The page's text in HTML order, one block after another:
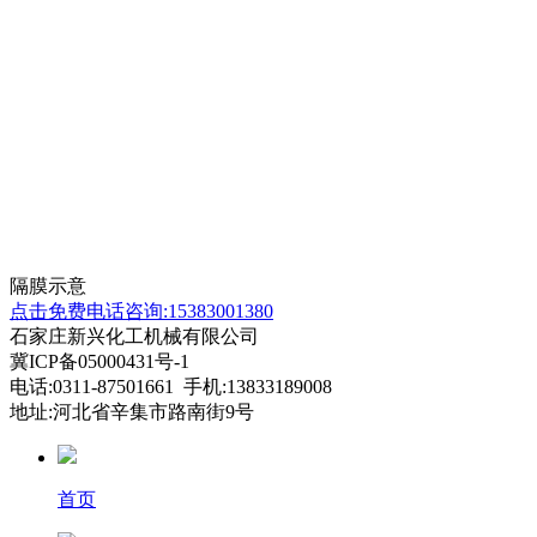
隔膜示意
点击免费电话咨询:15383001380
石家庄新兴化工机械有限公司
冀ICP备05000431号-1
电话:0311-87501661 手机:13833189008
地址:河北省辛集市路南街9号
首页